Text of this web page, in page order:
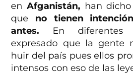
en Afganistán, han
que no tienen
antes. En diferentes
expresado que la gente
huir del país pues ellos
intensos con eso de las